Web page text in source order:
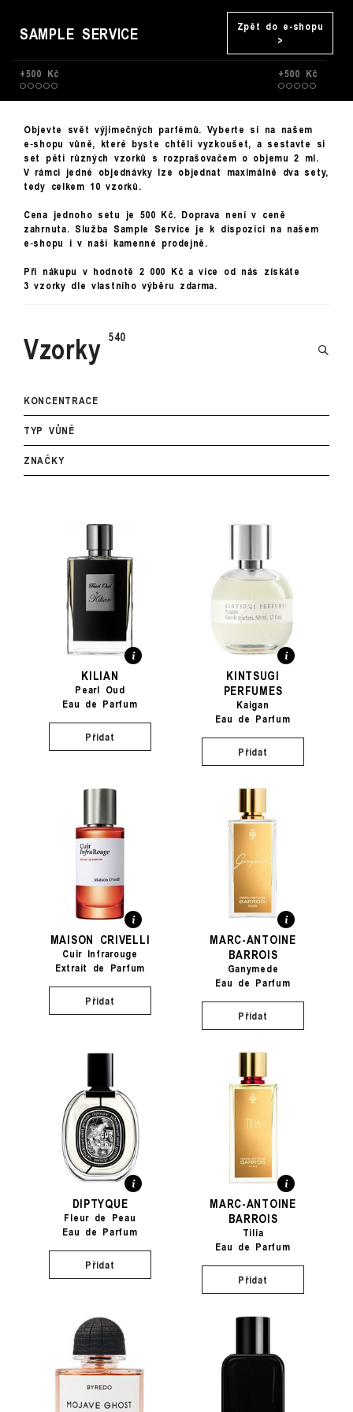
SAMPLE SERVICE
Zpět do e-shopu
>
+500 Kč +500 Kč
Objevte svět výjimečných parfémů. Vyberte si na našem
e‑shopu vůně, které byste chtěli vyzkoušet, a sestavte si
set pěti různých vzorků s rozprašovačem o objemu 2 ml.
V rámci jedné objednávky lze objednat maximálně dva sety,
tedy celkem 10 vzorků.
Cena jednoho setu je 500 Kč. Doprava není v ceně
zahrnuta. Služba Sample Service je k dispozici na našem
e‑shopu i v naší kamenné prodejně.
Při nákupu v hodnotě 2 000 Kč a více od nás získáte
3 vzorky dle vlastního výběru zdarma.
Vzorky
KONCENTRACE
TYP VŮNĚ
ZNAČKY
KILIAN
Pearl Oud
Eau de Parfum
Přidat
KINTSUGI
PERFUMES
Kaigan
Eau de Parfum
Přidat
MAISON CRIVELLI
Cuir Infrarouge
Extrait de Parfum
Přidat
MARC-ANTOINE
BARROIS
Ganymede
Eau de Parfum
Přidat
DIPTYQUE
Fleur de Peau
Eau de Parfum
Přidat
MARC-ANTOINE
BARROIS
Tilia
Eau de Parfum
Přidat